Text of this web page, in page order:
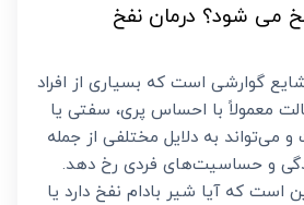
می شود؟ درمان نفخ
گوارشی است که بسیاری از افراد
معمولاً با احساس پری، سفتی یا
می‌تواند به دلایل مختلفی از جمله
و حساسیت‌های فردی رخ دهد.
است که آیا شیر بادام نفخ دارد یا